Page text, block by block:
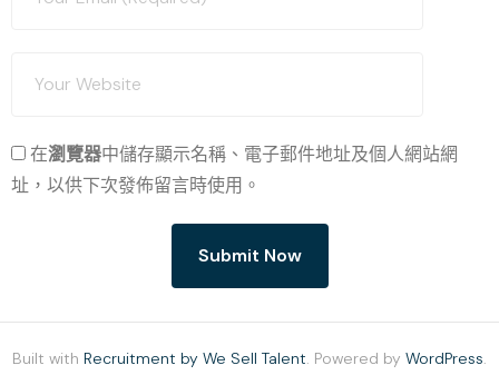
在瀏覽器中儲存顯示名稱、電子郵件地址及個人網站網
址，以供下次發佈留言時使用。
Built with Recruitment by We Sell Talent. Powered by WordPress.